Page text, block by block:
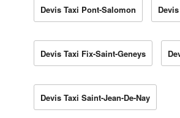
Devis Taxi Pont-Salomon
Devis Taxi Fix-Saint-Geneys
Devis Taxi Saint-Jean-De-Nay